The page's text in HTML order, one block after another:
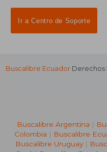
Ir a Centro de Soporte
Buscalibre Ecuador Derechos
Buscalibre Argentina |
Colombia | Buscalibre
Buscalibre Uruguay|